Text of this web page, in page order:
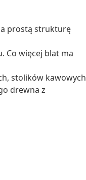
prostą strukturę
Co więcej blat ma
stolików kawowych
drewna z